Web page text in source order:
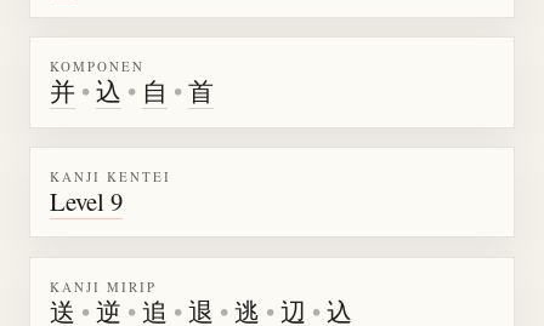
KOMPONEN
并 •込 • 自 •首
KANJI KENTEI
Level 9
KANJI MIRIP
送 •逆 •追 •退 •逃 •辺 •込